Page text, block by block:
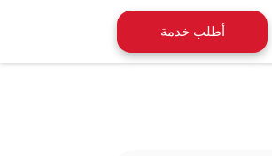
أطلب خدمة